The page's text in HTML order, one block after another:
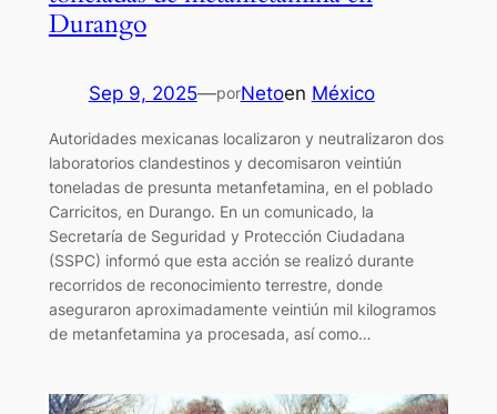
Durango
Sep 9, 2025—porNetoen México
Autoridades mexicanas localizaron y neutralizaron dos
laboratorios clandestinos y decomisaron veintiún
toneladas de presunta metanfetamina, en el poblado
Carricitos, en Durango. En un comunicado, la
Secretaría de Seguridad y Protección Ciudadana
(SSPC) informó que esta acción se realizó durante
recorridos de reconocimiento terrestre, donde
aseguraron aproximadamente veintiún mil kilogramos
de metanfetamina ya procesada, así como…